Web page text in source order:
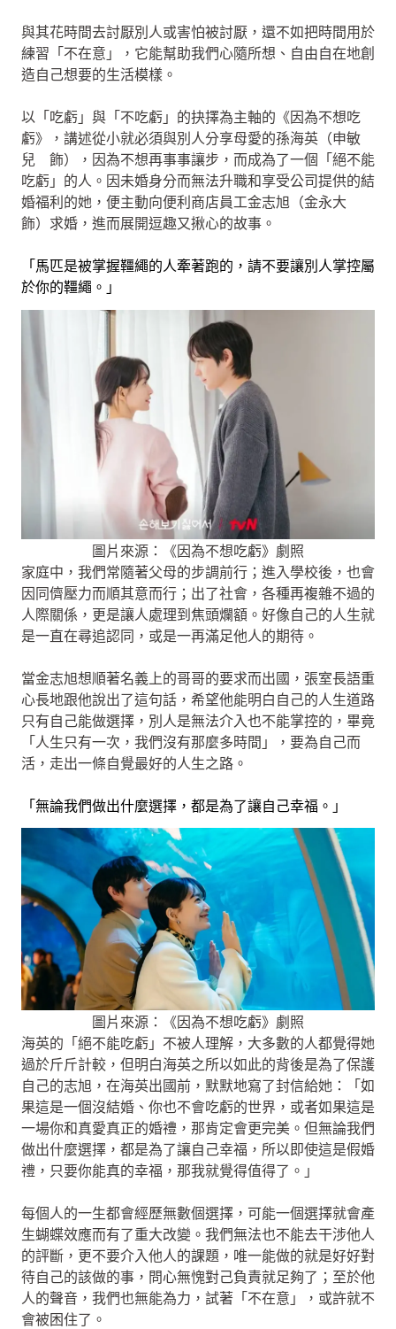
與其花時間去討厭別人或害怕被討厭，還不如把時間用於
練習「不在意」，它能幫助我們心隨所想、自由自在地創
造自己想要的生活模樣。
以「吃虧」與「不吃虧」的抉擇為主軸的《因為不想吃
虧》，講述從小就必須與別人分享母愛的孫海英（申敏
兒 飾），因為不想再事事讓步，而成為了一個「絕不能
吃虧」的人。因未婚身分而無法升職和享受公司提供的結
婚福利的她，便主動向便利商店員工金志旭（金永大
飾）求婚，進而展開逗趣又揪心的故事。
「馬匹是被掌握韁繩的人牽著跑的，請不要讓別人掌控屬
於你的韁繩。」
圖片來源：《因為不想吃虧》劇照
家庭中，我們常隨著父母的步調前行；進入學校後，也會
因同儕壓力而順其意而行；出了社會，各種再複雜不過的
人際關係，更是讓人處理到焦頭爛額。好像自己的人生就
是一直在尋追認同，或是一再滿足他人的期待。
當金志旭想順著名義上的哥哥的要求而出國，張室長語重
心長地跟他說出了這句話，希望他能明白自己的人生道路
只有自己能做選擇，別人是無法介入也不能掌控的，畢竟
「人生只有一次，我們沒有那麼多時間」，要為自己而
活，走出一條自覺最好的人生之路。
「無論我們做出什麼選擇，都是為了讓自己幸福。」
圖片來源：《因為不想吃虧》劇照
海英的「絕不能吃虧」不被人理解，大多數的人都覺得她
過於斤斤計較，但明白海英之所以如此的背後是為了保護
自己的志旭，在海英出國前，默默地寫了封信給她：「如
果這是一個沒結婚、你也不會吃虧的世界，或者如果這是
一場你和真愛真正的婚禮，那肯定會更完美。但無論我們
做出什麼選擇，都是為了讓自己幸福，所以即使這是假婚
禮，只要你能真的幸福，那我就覺得值得了。」
每個人的一生都會經歷無數個選擇，可能一個選擇就會產
生蝴蝶效應而有了重大改變。我們無法也不能去干涉他人
的評斷，更不要介入他人的課題，唯一能做的就是好好對
待自己的該做的事，問心無愧對己負責就足夠了；至於他
人的聲音，我們也無能為力，試著「不在意」，或許就不
會被困住了。